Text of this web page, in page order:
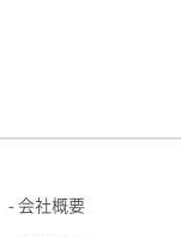
会社概要